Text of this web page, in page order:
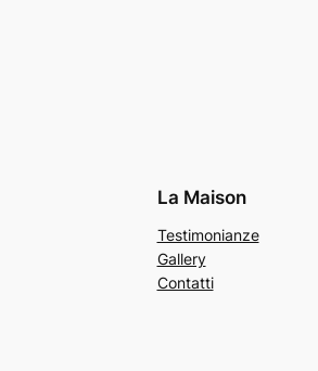
La Maison
Testimonianze
Gallery
Contatti